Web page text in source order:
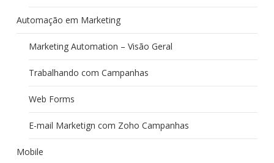
Automação em Marketing
Marketing Automation – Visão Geral
Trabalhando com Campanhas
Web Forms
E-mail Marketign com Zoho Campanhas
Mobile